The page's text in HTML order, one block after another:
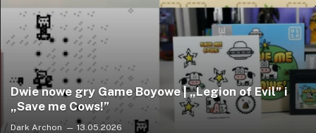
Dwie nowe gry Game Boyowe | „Legion of Evil” i
„Save me Cows!”
Dark Archon 13.05.2026